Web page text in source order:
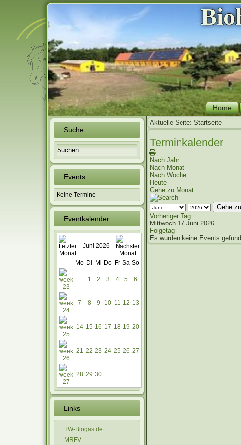
Home
Suche
Events
Keine Termine
Eventkalender
Juni 2026
Mo Di Mi Do Fr Sa So
1 2 3 4 5 6
7 8 9 10 11 12 13
14 15 16 17 18 19 20
21 22 23 24 25 26 27
28 29 30
Links
TW-Biogas.de
MRFV
Aktuelle Seite: Startseite
Terminkalender
Nach Jahr
Nach Monat
Nach Woche
Heute
Gehe zu Monat
Gehe
Vorheriger Tag
Mittwoch 17 Juni 2026
Folgetag
Es wurden keine Events